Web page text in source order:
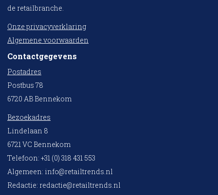
de retailbranche.
Onze privacyverklaring
Algemene voorwaarden
Contactgegevens
Postadres
Postbus 78
6720 AB Bennekom
Bezoekadres
Lindelaan 8
6721 VC Bennekom
Telefoon: +31 (0) 318 431 553
Algemeen: info@retailtrends.nl
Redactie: redactie@retailtrends.nl